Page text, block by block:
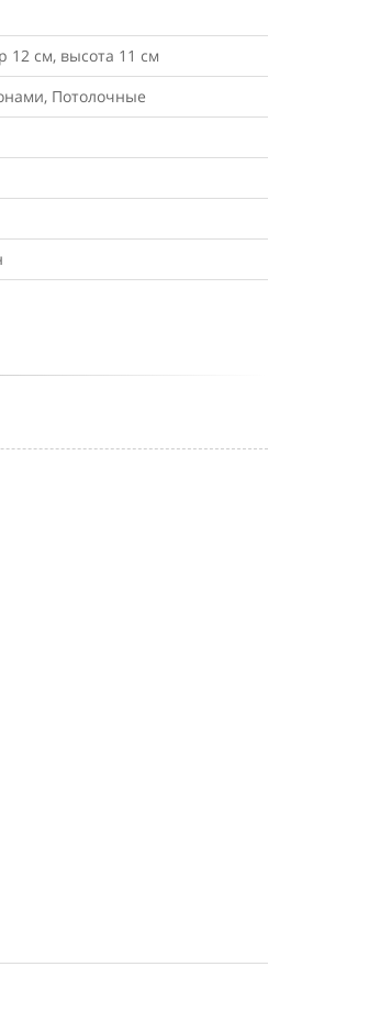
12 см, высота 11 см
Потолочные